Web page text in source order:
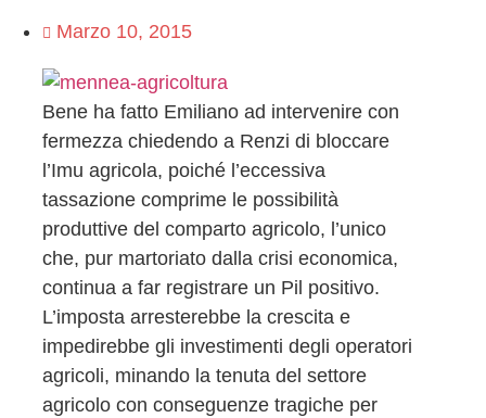
Marzo 10, 2015
Bene ha fatto Emiliano ad intervenire con
fermezza chiedendo a Renzi di bloccare
l’Imu agricola, poiché l’eccessiva
tassazione comprime le possibilità
produttive del comparto agricolo, l’unico
che, pur martoriato dalla crisi economica,
continua a far registrare un Pil positivo.
L’imposta arresterebbe la crescita e
impedirebbe gli investimenti degli operatori
agricoli, minando la tenuta del settore
agricolo con conseguenze tragiche per